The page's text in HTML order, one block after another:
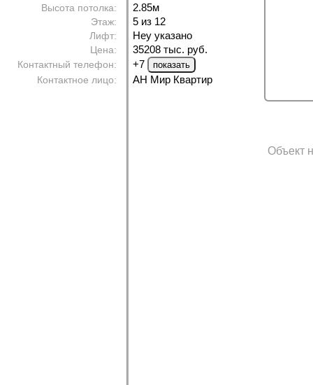
Высота потолка: 2.85м
Этаж: 5 из 12
Лифт: Неу указано
Цена: 35208 тыс. руб.
Контактный телефон: +7
Контактное лицо: АН Мир Квартир
Объект